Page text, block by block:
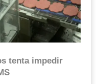
tenta impedir